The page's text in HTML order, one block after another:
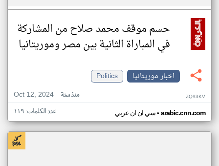
حسم موقف محمد صلاح من المشاركة
في المباراة الثانية بين مصر وموريتانيا
اخبار موريتانيا
Politics
Oct 12, 2024
منذ سنة ZQ93KV
سي ان ان عربي• arabic.cnn.com عدد الكلمات: ١١٩